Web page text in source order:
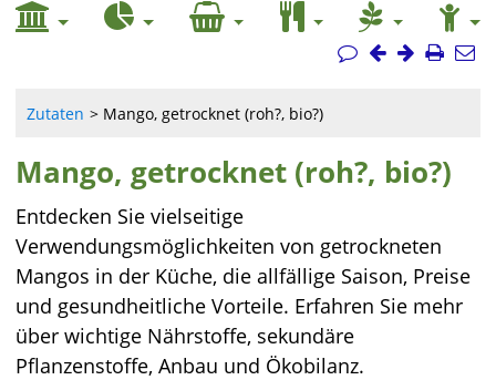
Zutaten Mango, getrocknet (roh?, bio?)
Mango, getrocknet (roh?, bio?)
Entdecken Sie vielseitige
Verwendungsmöglichkeiten von getrockneten
Mangos in der Küche, die allfällige Saison, Preise
und gesundheitliche Vorteile. Erfahren Sie mehr
über wichtige Nährstoffe, sekundäre
Pflanzenstoffe, Anbau und Ökobilanz.